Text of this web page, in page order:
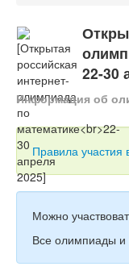
Конкурсы
Вебинары
Тесты
Игры
22-30
Информация об
Правила участия
Можно
Все олимпиады и